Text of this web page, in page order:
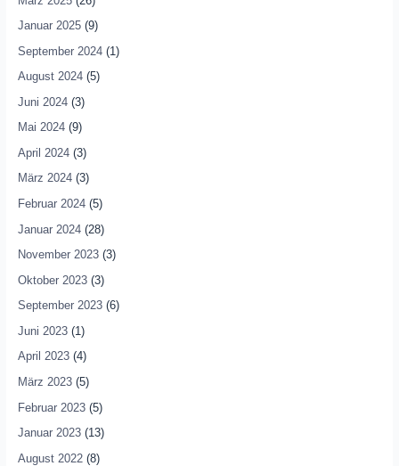
Januar 2025(9)
September 2024(1)
August 2024(5)
Juni 2024(3)
Mai 2024(9)
April 2024(3)
März 2024(3)
Februar 2024(5)
Januar 2024(28)
November 2023(3)
Oktober 2023(3)
September 2023(6)
Juni 2023(1)
April 2023(4)
März 2023(5)
Februar 2023(5)
Januar 2023(13)
August 2022(8)